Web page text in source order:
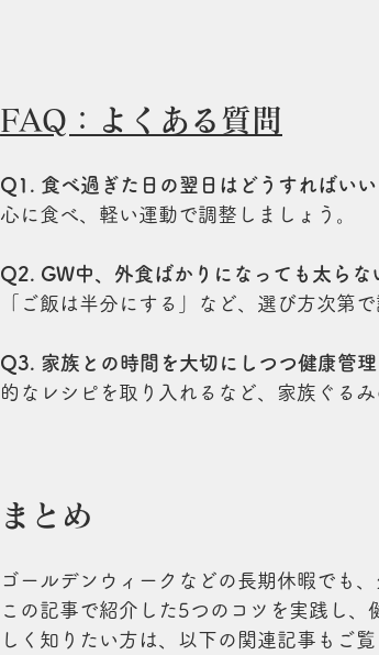
FAQ：よくある質問
Q1. 食べ過ぎた日の翌日はどうすればいい
心に食べ、軽い運動で調整しましょう。
Q2. GW中、外食ばかりになっても太らな
「ご飯は半分にする」など、選び方次第で
Q3. 家族との時間を大切にしつつ健康管
的なレシピを取り入れるなど、家族ぐるみ
まとめ
ゴールデンウィークなどの長期休暇でも
この記事で紹介した5つのコツを実践し
しく知りたい方は、以下の関連記事もご覧